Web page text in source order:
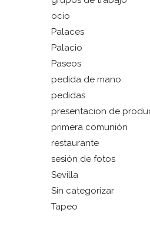
ocio
Palaces
Palacio
Paseos
pedida de mano
pedidas
presentacion de
primera comunión
restaurante
sesión de fotos
Sevilla
Sin categorizar
Tapeo